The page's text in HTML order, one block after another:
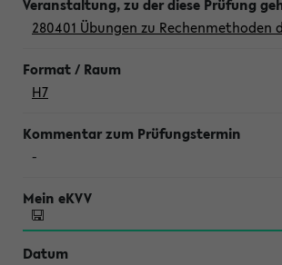
280401 Übungen zu Rechenmethoden
H7
-